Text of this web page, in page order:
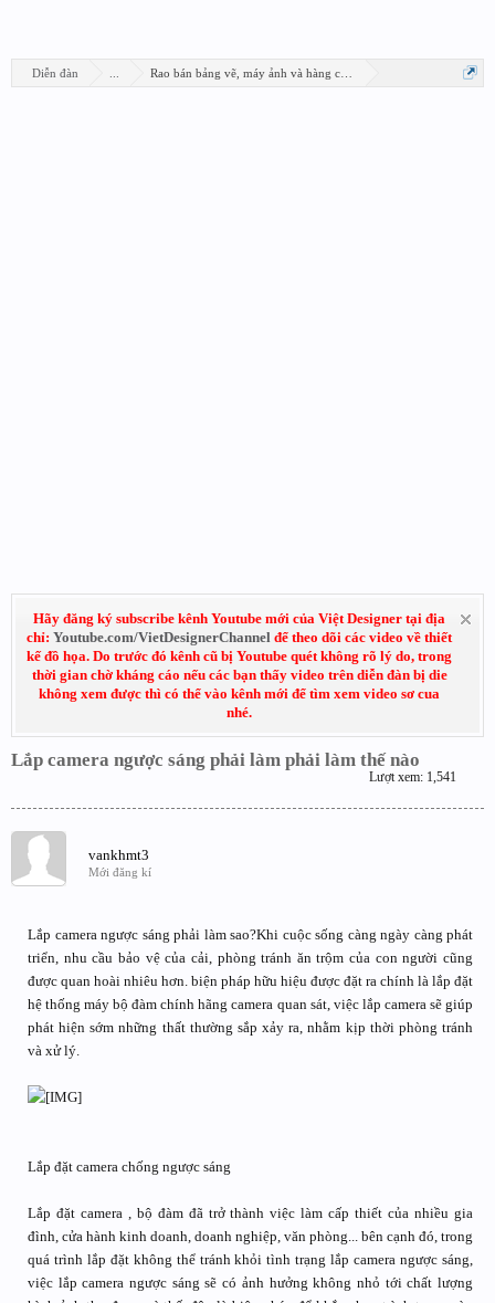
Diễn đàn Rao bán bảng vẽ, máy ảnh và hàng công nghệ khác
Hãy đăng ký subscribe kênh Youtube mới của Việt Designer tại địa
chỉ: Youtube.com/VietDesignerChannel để theo dõi các video về thiết
kế đồ họa. Do trước đó kênh cũ bị Youtube quét không rõ lý do, trong
thời gian chờ kháng cáo nếu các bạn thấy video trên diễn đàn bị die
không xem được thì có thể vào kênh mới để tìm xem video sơ cua
nhé.
Lắp camera ngược sáng phải làm phải làm thế nào
Lượt xem: 1,541
vankhmt3
Mới đăng kí
Lắp camera ngược sáng phải làm sao?Khi cuộc sống càng ngày càng phát
triển, nhu cầu bảo vệ của cải, phòng tránh ăn trộm của con người cũng
được quan hoài nhiêu hơn. biện pháp hữu hiệu được đặt ra chính là lắp đặt
hệ thống máy bộ đàm chính hãng camera quan sát, việc lắp camera sẽ giúp
phát hiện sớm những thất thường sắp xảy ra, nhằm kịp thời phòng tránh
và xử lý.
Lắp đặt camera chống ngược sáng
Lắp đặt camera , bộ đàm đã trở thành việc làm cấp thiết của nhiều gia
đình, cửa hành kinh doanh, doanh nghiệp, văn phòng... bên cạnh đó, trong
quá trình lắp đặt không thể tránh khỏi tình trạng lắp camera ngược sáng,
việc lắp camera ngược sáng sẽ có ảnh hưởng không nhỏ tới chất lượng